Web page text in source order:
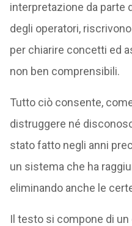
interpretazione da parte
degli operatori,
per chiarire concetti ed
non ben comprensibili.
Tutto ciò consente,
distruggere né
stato fatto negli anni
un sistema che ha
eliminando anche le
Il testo si compone di